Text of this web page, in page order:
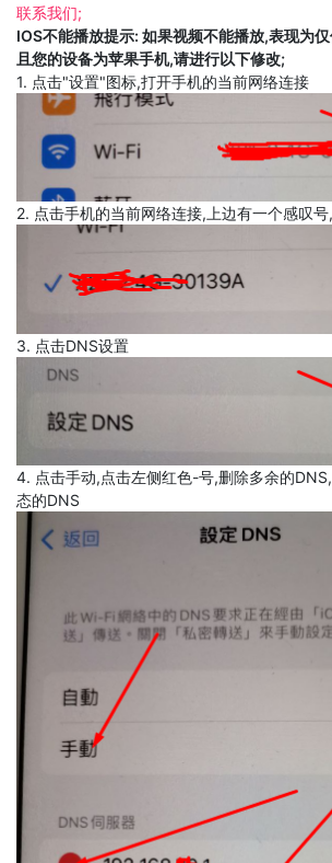
联系我们;
IOS不能播放提示: 如果视频不能播放,表现为
且您的设备为苹果手机,请进行以下修改;
1. 点击"设置"图标,打开手机的当前网络连接
2. 点击手机的当前网络连接,上边有一个感叹
3. 点击DNS设置
4. 点击手动,点击左侧红色-号,删除多余的
态的DNS